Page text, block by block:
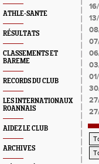
ATHLE-SANTE
RÉSULTATS
CLASSEMENTS ET
BAREME
RECORDS DU CLUB
LES INTERNATIONAUX
ROANNAIS
AIDEZ LE CLUB
ARCHIVES